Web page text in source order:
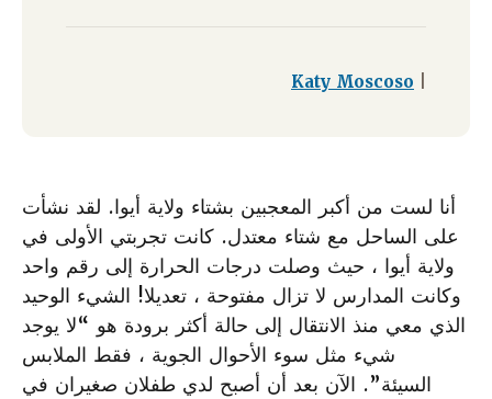
Katy Moscoso
أنا لست من أكبر المعجبين بشتاء ولاية أيوا. لقد نشأت
على الساحل مع شتاء معتدل. كانت تجربتي الأولى في
ولاية أيوا ، حيث وصلت درجات الحرارة إلى رقم واحد
وكانت المدارس لا تزال مفتوحة ، تعديلا! الشيء الوحيد
الذي معي منذ الانتقال إلى حالة أكثر برودة هو “لا يوجد
شيء مثل سوء الأحوال الجوية ، فقط الملابس
السيئة”. الآن بعد أن أصبح لدي طفلان صغيران في